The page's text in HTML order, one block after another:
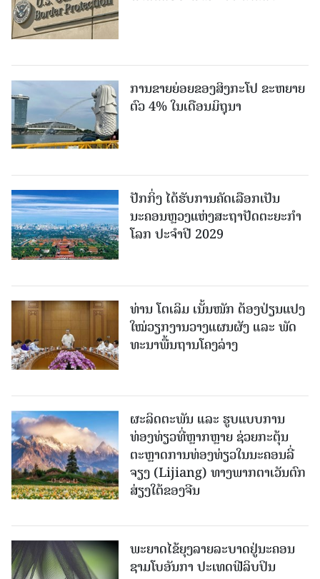
ການຂາຍຍ່ອຍຂອງສິງກະໂປ ຂະຫຍາຍ
ຕົວ 4% ໃນເດືອນມິຖຸນາ
ປັກກິ່ງ ໄດ້ຮັບການຄັດເລືອກເປັນ
ນະຄອນຫຼວງແຫ່ງສະຖາປັດຕະຍະກຳ
ໂລກ ປະຈຳປີ 2029
ທ່ານ ໂຕ​ເລິມ ເນັ້ນໜັກ ຕ້ອງ​ປ່ຽນ​ແປງ​
ໃໝ່​ວຽກ​ງານ​ວາງ​ແຜນ​ຜັງ ແລະ ​ພັດ​
ທະ​ນາ​ພື້ນ​ຖານ​ໂຄງ​ລ່າງ
ຜະລິດຕະພັນ ແລະ ຮູບແບບການ
ທ່ອງທ່ຽວທີ່ຫຼາກຫຼາຍ ຊ່ວຍກະຕຸ້ນ
ຕະຫຼາດການທ່ອງທ່ຽວໃນນະຄອນລີ່
ຈຽງ (Lijiang) ທາງພາກຕາເວັນຕົກ
ສ່ຽງໃຕ້ຂອງຈີນ
ພະຍາດໄຂ້ຍຸງລາຍລະບາດຢູ່ນະຄອນ
ຊາມໂບ​ອັນກາ ປະເທດຟີລິບປິນ